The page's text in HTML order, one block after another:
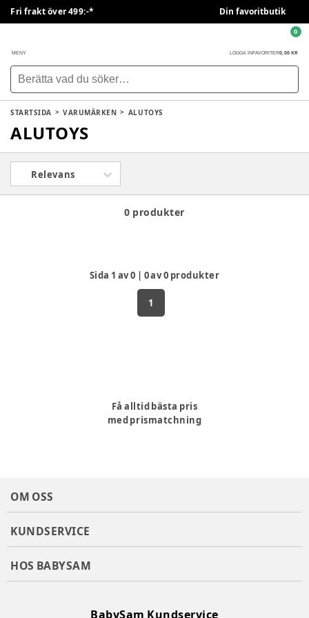
Fri frakt över 499:-* Din favoritbutik
MENY LOGGA IN FAVORITER0,00 KR
0
STARTSIDA VARUMÄRKEN ALUTOYS
ALUTOYS
Relevans
0 produkter
Sida 1 av0 | 0av0 produkter
1
Få alltid bästa pris
med prismatchning
OM OSS
KUNDSERVICE
HOS BABYSAM
BabySam Kundservice